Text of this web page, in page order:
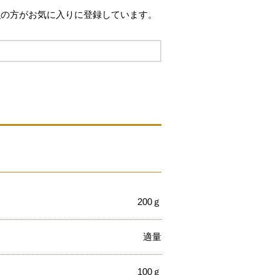
の方がお気に入りに登録しています。
200ｇ
適量
100ｇ